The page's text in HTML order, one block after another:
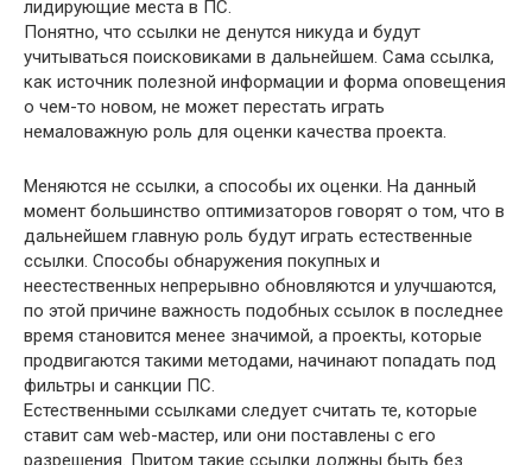
лидирующие места в ПС.
Понятно, что ссылки не денутся никуда и будут
учитываться поисковиками в дальнейшем. Сама ссылка,
как источник полезной информации и форма оповещения
о чем-то новом, не может перестать играть
немаловажную роль для оценки качества проекта.
Меняются не ссылки, а способы их оценки. На данный
момент большинство оптимизаторов говорят о том, что в
дальнейшем главную роль будут играть естественные
ссылки. Способы обнаружения покупных и
неестественных непрерывно обновляются и улучшаются,
по этой причине важность подобных ссылок в последнее
время становится менее значимой, а проекты, которые
продвигаются такими методами, начинают попадать под
фильтры и санкции ПС.
Естественными ссылками следует считать те, которые
ставит сам web-мастер, или они поставлены с его
разрешения. Притом такие ссылки должны быть без